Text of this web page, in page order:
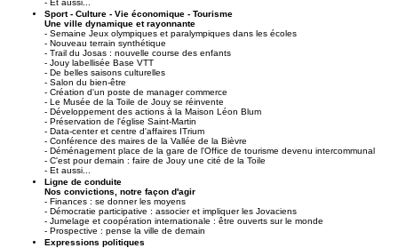
- Et aussi...
Sport - Culture - Vie économique - Tourisme
Une ville dynamique et rayonnante
- Semaine Jeux olympiques et paralympiques dans les écoles
- Nouveau terrain synthétique
- Trail du Josas : nouvelle course des enfants
- Jouy labellisée Base VTT
- De belles saisons culturelles
- Salon du bien-être
- Création d'un poste de manager commerce
- Le Musée de la Toile de Jouy se réinvente
- Développement des actions à la Maison Léon Blum
- Préservation de l'église Saint-Martin
- Data-center et centre d'affaires ITrium
- Conférence des maires de la Vallée de la Bièvre
- Déménagement place de la gare de l'Office de tourisme devenu intercommunal
- C'est pour demain : faire de Jouy une cité de la Toile
- Et aussi...
Ligne de conduite
Nos convictions, notre façon d'agir
- Finances : se donner les moyens
- Démocratie participative : associer et impliquer les Jovaciens
- Jumelage et coopération internationale : être ouverts sur le monde
- Prospective : pense la ville de demain
Expressions politiques